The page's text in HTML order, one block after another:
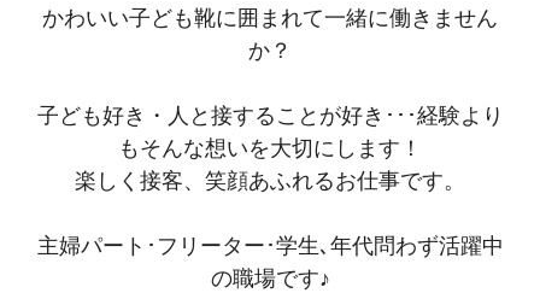
かわいい子ども靴に囲まれて一緒に働きません
か？
子ども好き・人と接することが好き･･･経験より
もそんな想いを大切にします！
楽しく接客、笑顔あふれるお仕事です。
主婦パート･フリーター･学生､年代問わず活躍中
の職場です♪